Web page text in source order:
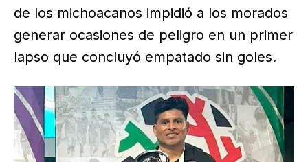
de los michoacanos impidió a los morados
generar ocasiones de peligro en un primer
lapso que concluyó empatado sin goles.